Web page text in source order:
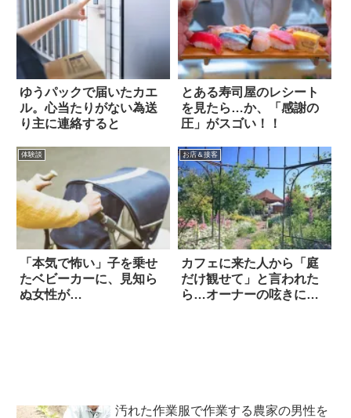
ゆうパックで届いたカエ
ル。心当たりがない為送
り主に連絡すると
とある寿司屋のレシート
を見たら…か、「感謝の
圧」がスゴい！！
体験談
「本気で怖い」子を乗せ
たベビーカーに、見知ら
ぬ女性が…
お店＆接客
カフェに来た人から「庭
だけ観せて」と言われた
ら…オーナーの呟きに大
汚れた作業服で作業する農家の男性を